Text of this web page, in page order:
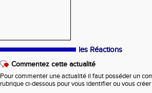
les Réactions
Commentez cette actualité
Pour commenter une actualité il faut posséder un
rubrique ci-dessous pour vous identifier ou vous